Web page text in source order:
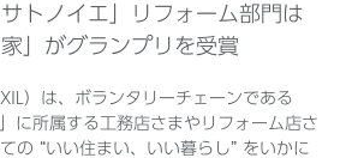
トノイエ」リフォーム部門は
家」がグランプリを受賞
）は、ボランタリーチェーンである
に所属する工務店さまやリフォーム店さ
の “いい住まい、いい暮らし” をいかに